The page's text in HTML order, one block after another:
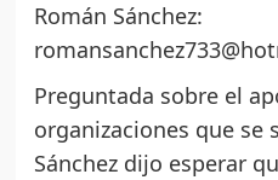
Román Sánchez:
Preguntada sobre el
organizaciones que se
Sánchez dijo esperar